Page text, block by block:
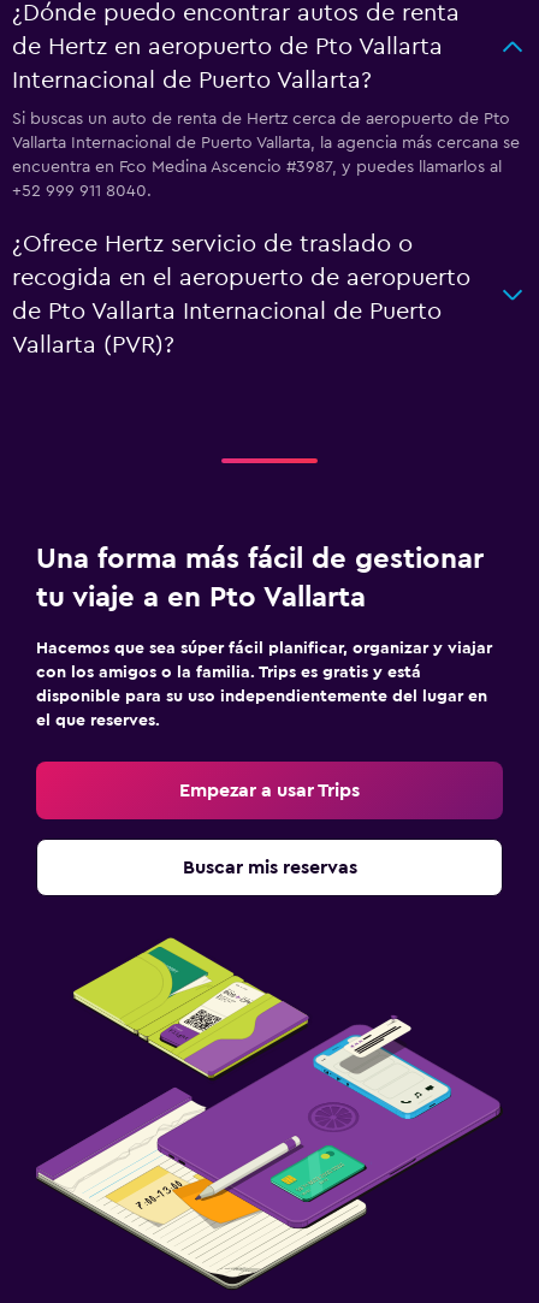
¿Dónde puedo encontrar autos de renta
de Hertz en aeropuerto de Pto Vallarta
Internacional de Puerto Vallarta?
Si buscas un auto de renta de Hertz cerca de aeropuerto de Pto
Vallarta Internacional de Puerto Vallarta, la agencia más cercana se
encuentra en Fco Medina Ascencio #3987, y puedes llamarlos al
+52 999 911 8040.
¿Ofrece Hertz servicio de traslado o
recogida en el aeropuerto de aeropuerto
de Pto Vallarta Internacional de Puerto
Vallarta (PVR)?
Una forma más fácil de gestionar
tu viaje a en Pto Vallarta
Hacemos que sea súper fácil planificar, organizar y viajar
con los amigos o la familia. Trips es gratis y está
disponible para su uso independientemente del lugar en
el que reserves.
Empezar a usar Trips
Buscar mis reservas